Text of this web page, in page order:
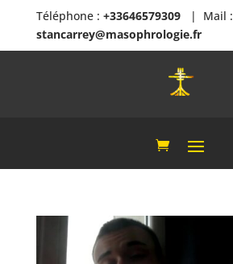
Téléphone : +33646579309| Mail :
stancarrey@masophrologie.fr